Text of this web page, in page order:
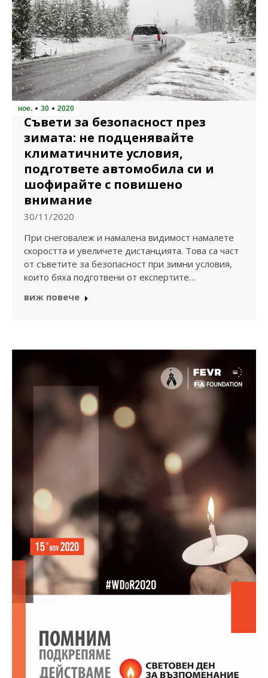
ное. 30 2020
Съвети за безопасност през
зимата: не подценявайте
климатичните условия,
подгответе автомобила си и
шофирайте с повишено
внимание
30/11/2020
При снеговалеж и намалена видимост намалете
скоростта и увеличете дистанцията. Това са част
от съветите за безопасност при зимни условия,
които бяха подготвени от експертите…
виж повече